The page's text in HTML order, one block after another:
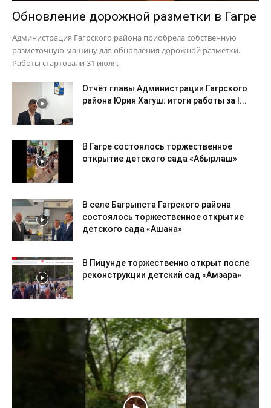
Обновление дорожной разметки в Гагре
Администрация Гагрского района приобрела собственную
разметочную машину для обновления дорожной разметки.
Работы стартовали 31 июля.
Отчёт главы Администрации Гагрского
района Юрия Хагуш: итоги работы за I...
В Гагре состоялось торжественное
открытие детского сада «Абырлаш»
В селе Багрыпста Гагрского района
состоялось торжественное открытие
детского сада «Ашана»
В Пицунде торжественно открыт после
реконструкции детский сад «Амзара»